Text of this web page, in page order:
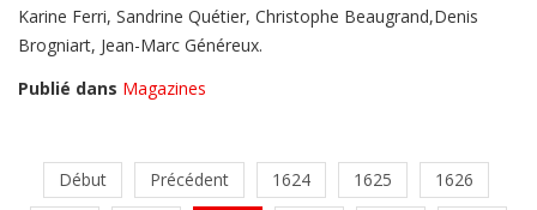
Karine Ferri, Sandrine Quétier, Christophe Beaugrand,Denis
Brogniart, Jean-Marc Généreux.
Publié dans Magazines
Début Précédent 1624 1625
1626